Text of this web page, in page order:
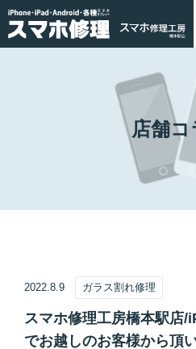
店舗コ
2022.8.9 ガラス割れ修理
スマホ修理工房橋本駅店/
でお越しのお客様から頂